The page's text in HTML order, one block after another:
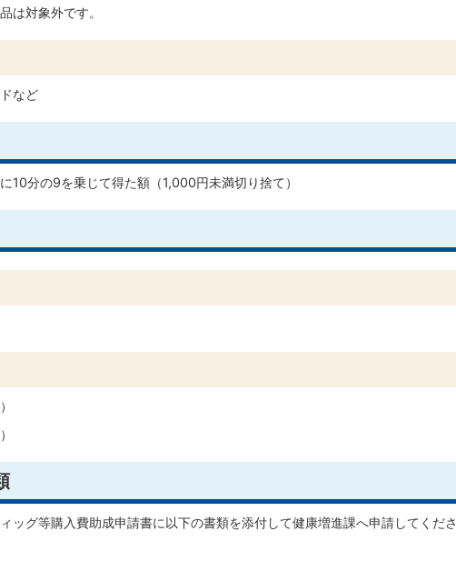
は対象外です。
など
10分の9を乗じて得た額（1,000円未満切り捨て）
ッグ等購入費助成申請書に以下の書類を添付して健康増進課へ申請してくださ